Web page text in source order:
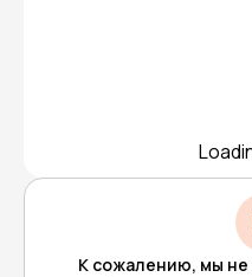
К сожалению, мы не